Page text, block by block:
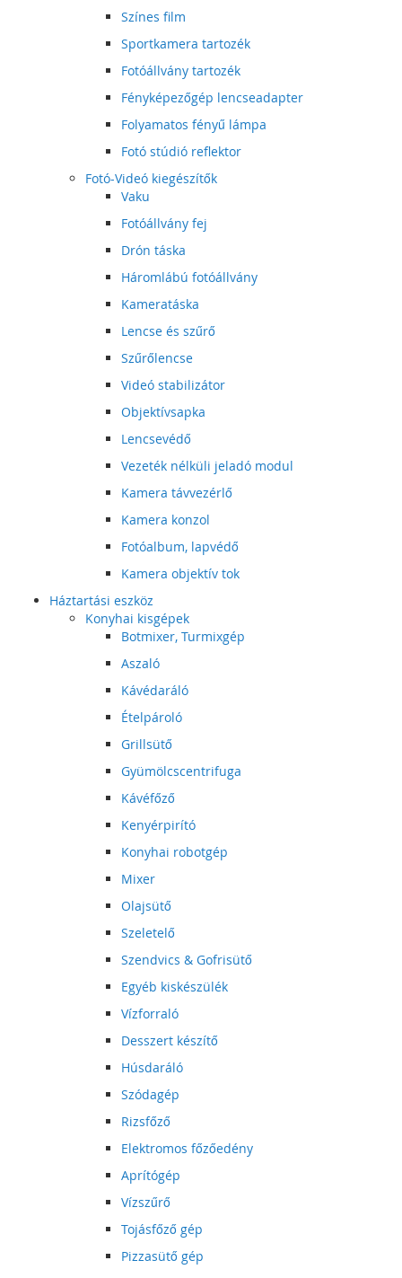
Színes film
Sportkamera tartozék
Fotóállvány tartozék
Fényképezőgép lencseadapter
Folyamatos fényű lámpa
Fotó stúdió reflektor
Fotó-Videó kiegészítők
Vaku
Fotóállvány fej
Drón táska
Háromlábú fotóállvány
Kameratáska
Lencse és szűrő
Szűrőlencse
Videó stabilizátor
Objektívsapka
Lencsevédő
Vezeték nélküli jeladó modul
Kamera távvezérlő
Kamera konzol
Fotóalbum, lapvédő
Kamera objektív tok
Háztartási eszköz
Konyhai kisgépek
Botmixer, Turmixgép
Aszaló
Kávédaráló
Ételpároló
Grillsütő
Gyümölcscentrifuga
Kávéfőző
Kenyérpirító
Konyhai robotgép
Mixer
Olajsütő
Szeletelő
Szendvics & Gofrisütő
Egyéb kiskészülék
Vízforraló
Desszert készítő
Húsdaráló
Szódagép
Rizsfőző
Elektromos főzőedény
Aprítógép
Vízszűrő
Tojásfőző gép
Pizzasütő gép